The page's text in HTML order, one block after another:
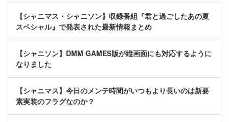
【シャニマス・シャニソン】収録番組『君と過ごしたあの夏
スペシャル』で発表された最新情報まとめ
【シャニソン】DMM GAMES版が縦画面にも対応するように
なりました
【シャニマス】今日のメンテ時間がいつもより長いのは新要
素実装のフラグなのか？